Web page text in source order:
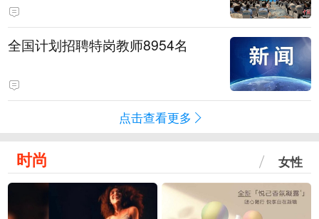
全国计划招聘特岗教师8954名
点击查看更多
时尚 女性